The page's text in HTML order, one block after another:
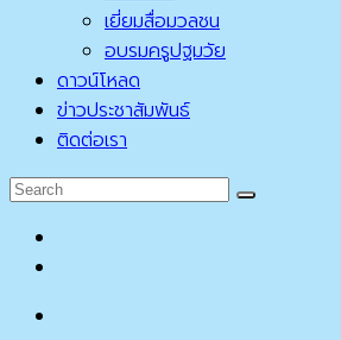
เยี่ยมสื่อมวลชน
อบรมครูปฐมวัย
ดาวน์โหลด
ข่าวประชาสัมพันธ์
ติดต่อเรา
Search
Search